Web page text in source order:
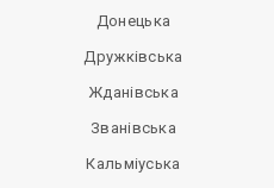
Донецька
Дружківська
Жданівська
Званівська
Кальміуська